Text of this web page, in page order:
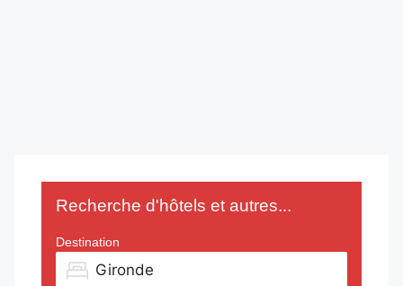
Recherche d'hôtels et autres...
Destination